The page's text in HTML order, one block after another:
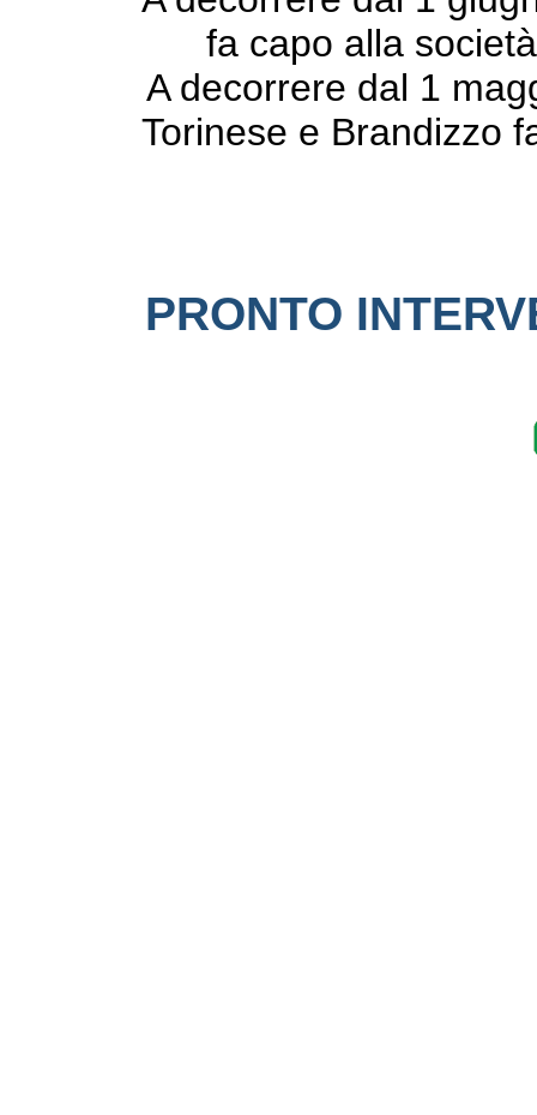
fa capo alla
A decorrere dal 1
Torinese e Brandizzo
PRONTO